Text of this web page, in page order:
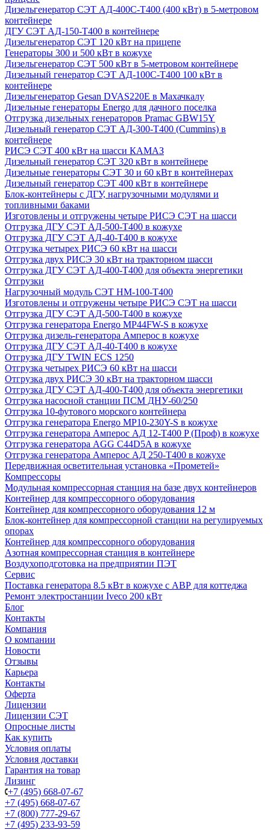
Дизельгенератор СЭТ АД-400С-Т400 (400 кВт) в 5-метровом
контейнере
ДГУ СЭТ АД-150-Т400 в контейнере
Дизельгенератор СЭТ 120 кВт на прицепе
Генераторы 300 и 500 кВт в кожухе
Дизельгенератор СЭТ 500 кВт в 5-метровом контейнере
Дизельный генератор СЭТ АД-100С-Т400 100 кВт в
контейнере
Дизельгенератор Gesan DVAS220E в Махачкалу
Дизельные генераторы Energo для дачного поселка
Отгрузка дизельных генераторов Pramac GВW15Y
Дизельный генератор СЭТ АД-300-Т400 (Cummins) в
контейнере
РИСЭ СЭТ 400 кВт на шасси КАМАЗ
Дизельный генератор СЭТ 320 кВт в контейнере
Дизельные генераторы СЭТ 30 и 60 кВт в контейнерах
Дизельный генератор СЭТ 400 кВт в контейнере
Блок-контейнеры с ДГУ, нагрузочными модулями и
топливными баками
Изготовлены и отгружены четыре РИСЭ СЭТ на шасси
Отгрузка ДГУ СЭТ АД-500-Т400 в кожухе
Отгрузка ДГУ СЭТ АД-40-Т400 в кожухе
Отгрузка четырех РИСЭ 60 кВт на шасси
Отгрузка двух РИСЭ 30 кВт на тракторном шасси
Отгрузка ДГУ СЭТ АД-400-Т400 для объекта энергетики
Отгрузки
Нагрузочный модуль СЭТ НМ-100-Т400
Изготовлены и отгружены четыре РИСЭ СЭТ на шасси
Отгрузка ДГУ СЭТ АД-500-Т400 в кожухе
Отгрузка генератора Energo MP44FW-S в кожухе
Отгрузка дизель-генератора Амперос в кожухе
Отгрузка ДГУ СЭТ АД-40-Т400 в кожухе
Отгрузка ДГУ TWIN ECS 1250
Отгрузка четырех РИСЭ 60 кВт на шасси
Отгрузка двух РИСЭ 30 кВт на тракторном шасси
Отгрузка ДГУ СЭТ АД-400-Т400 для объекта энергетики
Отгрузка насосной станции ПСМ ДНУ-60/250
Отгрузка 10-футового морского контейнера
Отгрузка генератора Energo MP10-230Y-S в кожухе
Отгрузка генератора Амперос АД 12-Т400 P (Проф) в кожухе
Отгрузка генератора AGG C44D5A в кожухе
Отгрузка генератора Амперос АД 250-Т400 в кожухе
Передвижная осветительная установка «Прометей»
Компрессоры
Модульная компрессорная станция на базе двух контейнеров
Контейнер для компрессорного оборудования
Контейнер для компрессорного оборудования 12 м
Блок-контейнер для компрессорной станции на регулируемых
опорах
Контейнер для компрессорного оборудования
Азотная компрессорная станция в контейнере
Воздухоподготовка на предприятии ПЭТ
Сервис
Поставка генератора 8.5 кВт в кожухе с АВР для коттеджа
Ремонт электростанции Iveco 200 кВт
Блог
Контакты
Компания
О компании
Новости
Отзывы
Карьера
Контакты
Оферта
Лицензии
Лицензии СЭТ
Опросные листы
Как купить
Условия оплаты
Условия доставки
Гарантия на товар
Лизинг
+7 (495) 668-07-67
+7 (495) 668-07-67
+7 (800) 777-29-67
+7 (495) 233-93-59